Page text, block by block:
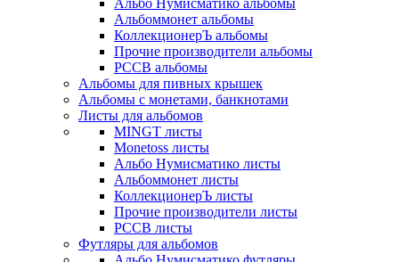
Альбо Нумисматико альбомы
Альбоммонет альбомы
КоллекционерЪ альбомы
Прочие производители альбомы
РССВ альбомы
Альбомы для пивных крышек
Альбомы с монетами, банкнотами
Листы для альбомов
MINGT листы
Monetoss листы
Альбо Нумисматико листы
Альбоммонет листы
КоллекционерЪ листы
Прочие производители листы
РССВ листы
Футляры для альбомов